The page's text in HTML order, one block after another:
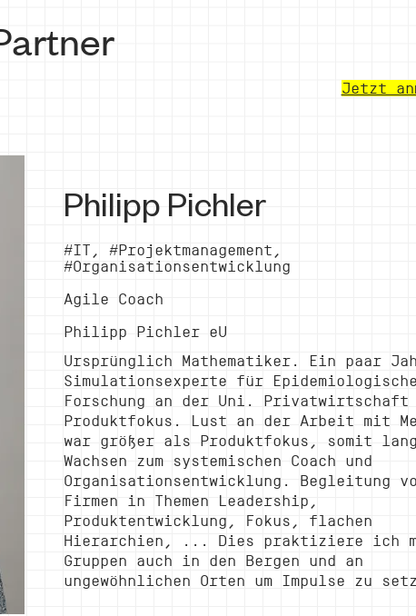
Jetzt
Philipp Pichler
#IT, #Projektmanagement,
#Organisationsentwicklung
Agile Coach
Philipp Pichler eU
Ursprünglich Mathematiker. Ein paar
Simulationsexperte für
Forschung an der Uni. Privatwirtschaft
Produktfokus. Lust an der Arbeit mit
war größer als Produktfokus, somit
Wachsen zum systemischen Coach und
Organisationsentwicklung. Begleitung
Firmen in Themen Leadership,
Produktentwicklung, Fokus, flachen
Hierarchien, ... Dies praktiziere ich
Gruppen auch in den Bergen und an
ungewöhnlichen Orten um Impulse zu